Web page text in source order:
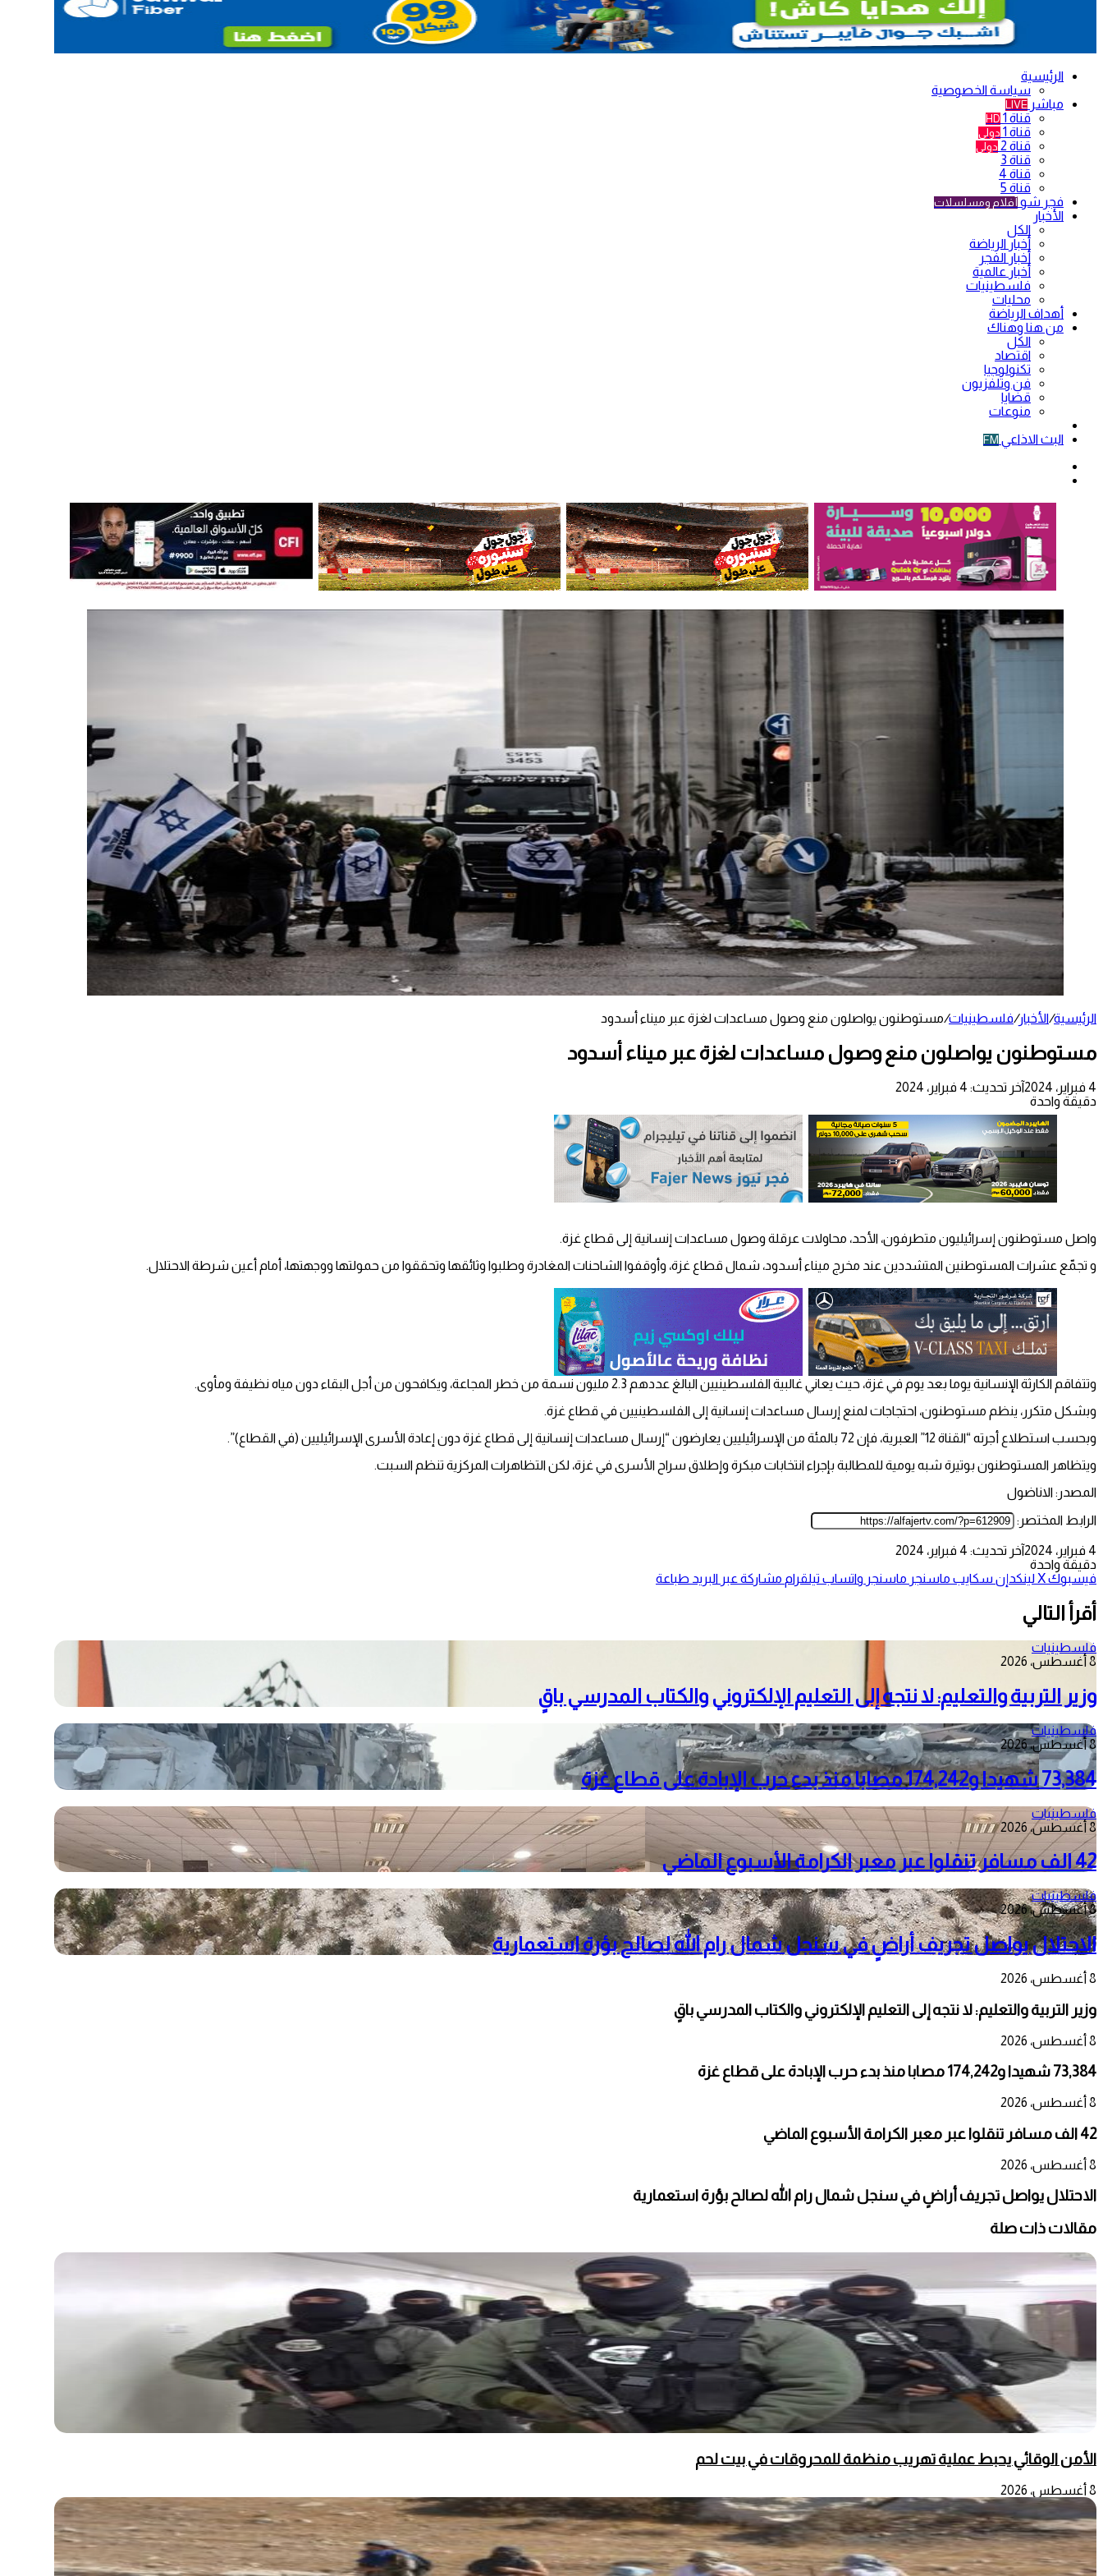
الرئيسية
سياسة الخصوصية
مباشر LIVE
قناة 1 HD
قناة 1 دولي
قناة 2 دولي
قناة 3
قناة 4
قناة 5
فجر شو أفلام ومسلسلات
الأخبار
الكل
أخبار الرياضة
أخبار الفجر
أخبار عالمية
فلسطينيات
محليات
أهداف الرياضة
من هنا وهناك
الكل
اقتصاد
تكنولوجيا
فن وتلفزيون
قضايا
منوعات
البث الاذاعي FM
الرئيسية/الأخبار/فلسطينيات/مستوطنون يواصلون منع وصول مساعدات لغزة عبر ميناء أسدود
مستوطنون يواصلون منع وصول مساعدات لغزة عبر ميناء أسدود
4 فبراير، 2024
آخر تحديث: 4 فبراير، 2024
دقيقة واحدة
واصل مستوطنون إسرائيليون متطرفون، الأحد، محاولات عرقلة وصول مساعدات إنسانية إلى قطاع غزة.
و تجمّع عشرات المستوطنين المتشددين عند مخرج ميناء أسدود، شمال قطاع غزة، وأوقفوا الشاحنات المغادرة وطلبوا وثائقها وتحققوا من حمولتها ووجهتها، أمام أعين شرطة الاحتلال.
وتتفاقم الكارثة الإنسانية يوما بعد يوم في غزة، حيث يعاني غالبية الفلسطينيين البالغ عددهم 2.3 مليون نسمة من خطر المجاعة، ويكافحون من أجل البقاء دون مياه نظيفة ومأوى.
وبشكل متكرر، ينظم مستوطنون، احتجاجات لمنع إرسال مساعدات إنسانية إلى الفلسطينيين في قطاع غزة.
وبحسب استطلاع أجرته “القناة 12” العبرية، فإن 72 بالمئة من الإسرائيليين يعارضون “إرسال مساعدات إنسانية إلى قطاع غزة دون إعادة الأسرى الإسرائيليين (في القطاع)”.​​​​​​​
ويتظاهر المستوطنون بوتيرة شبه يومية للمطالبة بإجراء انتخابات مبكرة وإطلاق سراح الأسرى في غزة، لكن التظاهرات المركزية تنظم السبت.
المصدر: الاناضول
الرابط المختصر:
4 فبراير، 2024
آخر تحديث: 4 فبراير، 2024
دقيقة واحدة
فيسبوك‫Xلينكدإن سكايب ماسنجر ماسنجر واتساب تيلقرام مشاركة عبر البريد طباعة
أقرأ التالي
فلسطينيات
8 أغسطس، 2026
وزير التربية والتعليم: لا نتجه إلى التعليم الإلكتروني والكتاب المدرسي باقٍ
فلسطينيات
8 أغسطس، 2026
73,384 شهيدا و174,242 مصابا منذ بدء حرب الإبادة على قطاع غزة
فلسطينيات
8 أغسطس، 2026
42 الف مسافر تنقلوا عبر معبر الكرامة الأسبوع الماضي
فلسطينيات
8 أغسطس، 2026
الاحتلال يواصل تجريف أراضٍ في سنجل شمال رام الله لصالح بؤرة استعمارية
8 أغسطس، 2026
وزير التربية والتعليم: لا نتجه إلى التعليم الإلكتروني والكتاب المدرسي باقٍ
8 أغسطس، 2026
73,384 شهيدا و174,242 مصابا منذ بدء حرب الإبادة على قطاع غزة
8 أغسطس، 2026
42 الف مسافر تنقلوا عبر معبر الكرامة الأسبوع الماضي
8 أغسطس، 2026
الاحتلال يواصل تجريف أراضٍ في سنجل شمال رام الله لصالح بؤرة استعمارية
مقالات ذات صلة
الأمن الوقائي يحبط عملية تهريب منظمة للمحروقات في بيت لحم
8 أغسطس، 2026